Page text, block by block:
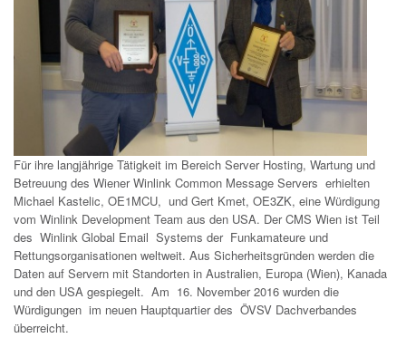
Für ihre langjährige Tätigkeit im Bereich Server Hosting, Wartung und
Betreuung des Wiener Winlink Common Message Servers erhielten
Michael Kastelic, OE1MCU, und Gert Kmet, OE3ZK, eine Würdigung
vom Winlink Development Team aus den USA. Der CMS Wien ist Teil
des Winlink Global Email Systems der Funkamateure und
Rettungsorganisationen weltweit. Aus Sicherheitsgründen werden die
Daten auf Servern mit Standorten in Australien, Europa (Wien), Kanada
und den USA gespiegelt. Am 16. November 2016 wurden die
Würdigungen im neuen Hauptquartier des ÖVSV Dachverbandes
überreicht.